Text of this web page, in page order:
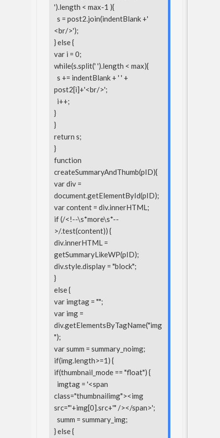
').length < max-1 ){
s = post2.join(indentBlank +'
<br/>');
} else {
var i = 0;
while(s.split(' ').length < max){
s += indentBlank + ' ' +
post2[i]+'<br/>';
i++;
}
}
return s;
}
function
createSummaryAndThumb(pID){
var div =
document.getElementById(pID);
var content = div.innerHTML;
if (/<!--\s*more\s*--
>/.test(content)) {
div.innerHTML =
getSummaryLikeWP(pID);
div.style.display = "block";
}
else {
var imgtag = "";
var img =
div.getElementsByTagName("img
");
var summ = summary_noimg;
if(img.length>=1) {
if(thumbnail_mode == "float") {
imgtag = '<span
class="thumbnailimg"><img
src="'+img[0].src+'" /></span>';
summ = summary_img;
} else {